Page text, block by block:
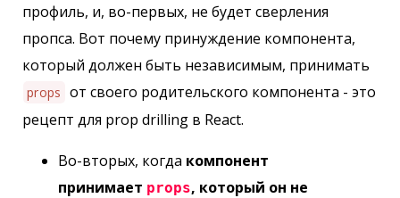
профиль, и, во-первых, не будет сверления
пропса. Вот почему принуждение компонента,
который должен быть независимым, принимать
props от своего родительского компонента - это
рецепт для prop drilling в React.
Во-вторых, когда компонент
принимает props, который он не